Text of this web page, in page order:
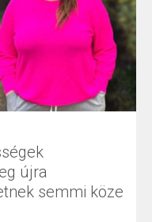
újra
semmi köze